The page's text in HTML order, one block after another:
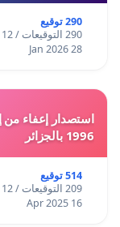
290 توقيع
290 التوقيعات / 12 أشهر
28 Jan 2026
1996 بالجزائر
514 توقيع
209 التوقيعات / 12 أشهر
16 Apr 2025